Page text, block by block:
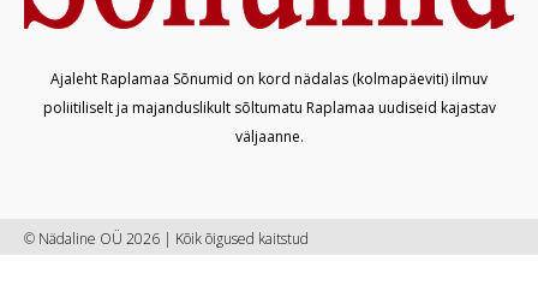
Ajaleht Raplamaa Sõnumid on kord nädalas (kolmapäeviti) ilmuv
poliitiliselt ja majanduslikult sõltumatu Raplamaa uudiseid kajastav
väljaanne.
© Nädaline OÜ 2026 | Kõik õigused kaitstud